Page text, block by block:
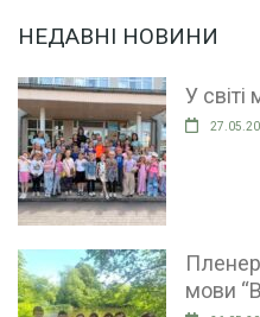
НЕДАВНІ НОВИНИ
У світі
мови